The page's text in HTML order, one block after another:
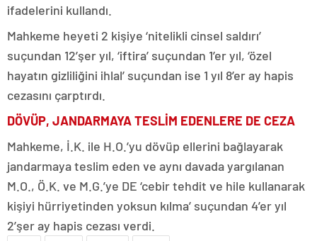
ifadelerini kullandı.
Mahkeme heyeti 2 kişiye ‘nitelikli cinsel saldırı’
suçundan 12’şer yıl, ‘iftira’ suçundan 1’er yıl, ‘özel
hayatın gizliliğini ihlal’ suçundan ise 1 yıl 8’er ay hapis
cezasını çarptırdı.
DÖVÜP, JANDARMAYA TESLİM EDENLERE DE CEZA
Mahkeme, İ.K. ile H.O.’yu dövüp ellerini bağlayarak
jandarmaya teslim eden ve aynı davada yargılanan
M.O., Ö.K. ve M.G.’ye DE ‘cebir tehdit ve hile kullanarak
kişiyi hürriyetinden yoksun kılma’ suçundan 4’er yıl
2’şer ay hapis cezası verdi.